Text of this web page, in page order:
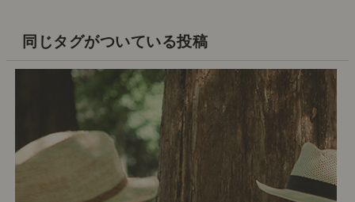
同じタグがついている投稿